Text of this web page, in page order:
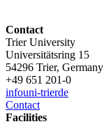
Contact
Trier University
Universitätsring 15
54296 Trier, Germany
+49 651 201-0
infouni-trierde
Contact
Facilities